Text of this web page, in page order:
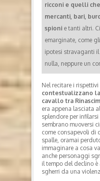
ricconi e quelli
mercanti, bari,
spioni e tanti altri.
emarginate, come gli
ipotesi stravaganti il
nulla, neppure un
Nel recitare i
contestualizzano
cavallo tra
era appena lasciata
splendore per
sembrano muoversi
come consapevoli di
spalle, oramai
immaginare a cosa
anche personaggi
il tempo del declino
sgherri da una